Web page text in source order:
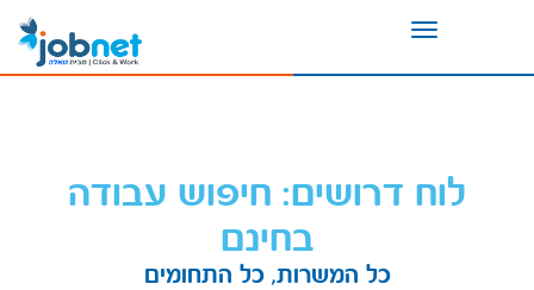
Toggle
לוח דרושים: חיפוש עבודה
בחינם
כל המשרות, כל התחומים